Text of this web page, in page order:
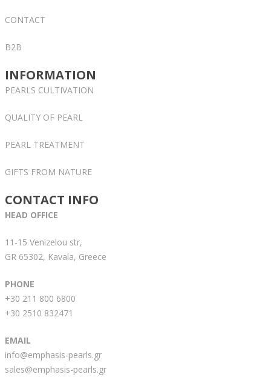
CONTACT
B2B
INFORMATION
PEARLS CULTIVATION
QUALITY OF PEARL
PEARL TREATMENT
GIFTS FROM NATURE
CONTACT INFO
HEAD OFFICE
11-15 Venizelou str,
GR 65302, Kavala, Greece
PHONE
+30 211 800 6800
+30 2510 832471
EMAIL
info@emphasis-pearls.gr
sales@emphasis-pearls.gr